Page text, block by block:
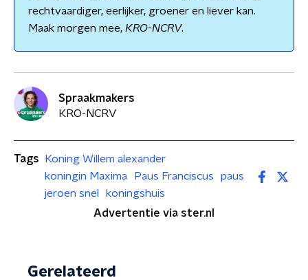
rechtvaardiger, eerlijker, groener en liever kan.
Maak morgen mee, KRO-NCRV.
Spraakmakers
KRO-NCRV
Tags
Koning Willem alexander
koningin Maxima
Paus Franciscus
paus
jeroen snel
koningshuis
Advertentie via ster.nl
Gerelateerd